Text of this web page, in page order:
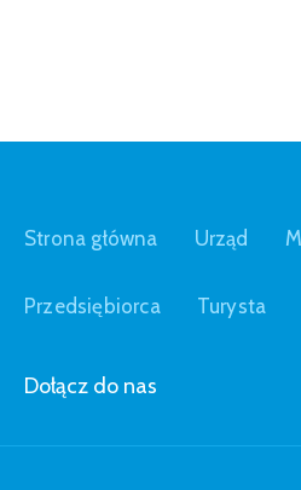
Strona główna Urząd
Przedsiębiorca Turysta
Dołącz do nas